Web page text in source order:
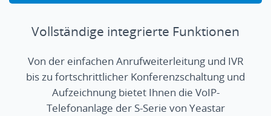
Vollständige integrierte Funktionen
Von der einfachen Anrufweiterleitung und IVR
bis zu fortschrittlicher Konferenzschaltung und
Aufzeichnung bietet Ihnen die VoIP-
Telefonanlage der S-Serie von Yeastar